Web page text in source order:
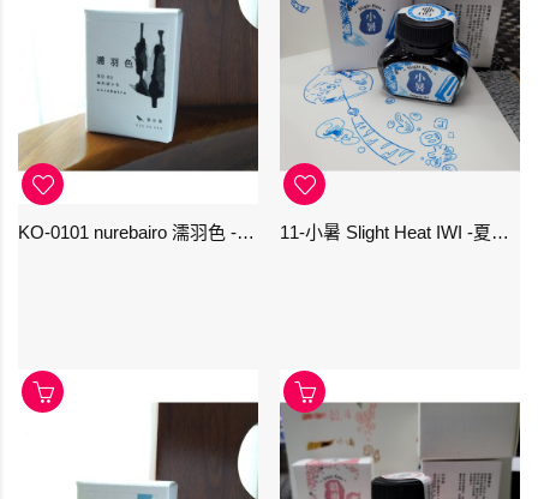
KO-0101 nurebairo 濡羽色 -日本名牌京の音樽裝鋼筆墨水40ml 4573356130012 11-小暑 Slight Heat IWI -夏季-24節氣色澤鋼筆墨水